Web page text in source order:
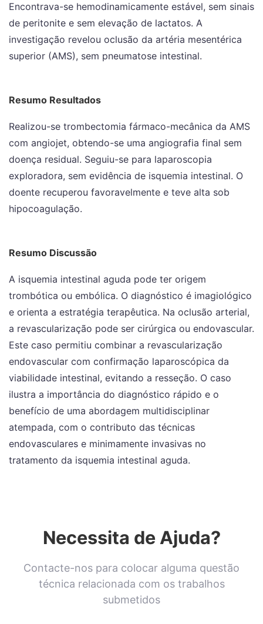
Encontrava-se hemodinamicamente estável, sem sinais
de peritonite e sem elevação de lactatos. A
investigação revelou oclusão da artéria mesentérica
superior (AMS), sem pneumatose intestinal.
Resumo Resultados
Realizou-se trombectomia fármaco-mecânica da AMS
com angiojet, obtendo-se uma angiografia final sem
doença residual. Seguiu-se para laparoscopia
exploradora, sem evidência de isquemia intestinal. O
doente recuperou favoravelmente e teve alta sob
hipocoagulação.
Resumo Discussão
A isquemia intestinal aguda pode ter origem
trombótica ou embólica. O diagnóstico é imagiológico
e orienta a estratégia terapêutica. Na oclusão arterial,
a revascularização pode ser cirúrgica ou endovascular.
Este caso permitiu combinar a revascularização
endovascular com confirmação laparoscópica da
viabilidade intestinal, evitando a resseção. O caso
ilustra a importância do diagnóstico rápido e o
benefício de uma abordagem multidisciplinar
atempada, com o contributo das técnicas
endovasculares e minimamente invasivas no
tratamento da isquemia intestinal aguda.
Necessita de Ajuda?
Contacte-nos para colocar alguma questão
técnica relacionada com os trabalhos
submetidos